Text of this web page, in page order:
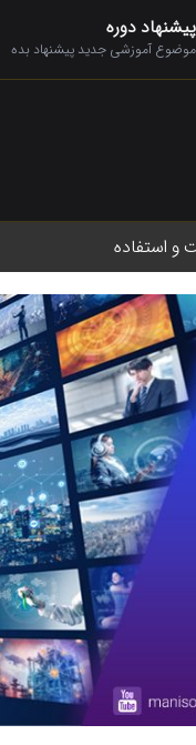
پیشنهاد دوره
موضوع آموزشی جدید پیشنهاد بده
و استفاده